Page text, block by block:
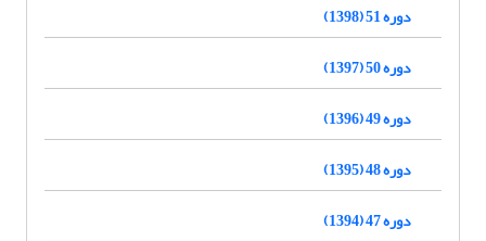
دوره 51 (1398)
دوره 50 (1397)
دوره 49 (1396)
دوره 48 (1395)
دوره 47 (1394)